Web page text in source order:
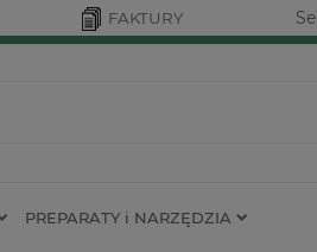
FAKTURY
PREPARATY i NARZĘDZIA